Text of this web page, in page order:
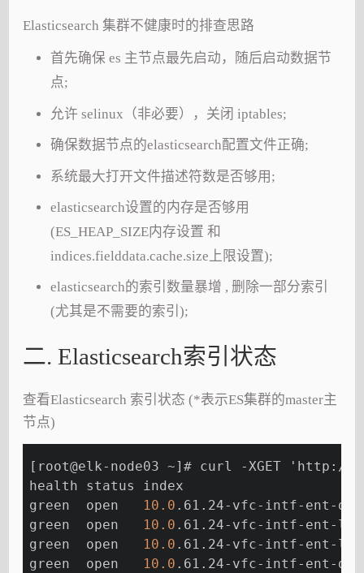
Elasticsearch 集群不健康时的排查思路
首先确保 es 主节点最先启动，随后启动数据节
点;
允许 selinux（非必要），关闭 iptables;
确保数据节点的elasticsearch配置文件正确;
系统最大打开文件描述符数是否够用;
elasticsearch设置的内存是否够用
(ES_HEAP_SIZE内存设置 和
indices.fielddata.cache.size上限设置);
elasticsearch的索引数量暴增 , 删除一部分索引
(尤其是不需要的索引);
二. Elasticsearch索引状态
查看Elasticsearch 索引状态 (*表示ES集群的master主
节点)
[root@elk-node03 ~]# curl -XGET 'http://
health status index
green  open
10.0 .61.24-vfc-intf-ent-
green  open
10.0 .61.24-vfc-intf-ent-
green  open
10.0 .61.24-vfc-intf-ent-
green  open
10.0 .61.24-vfc-intf-ent-